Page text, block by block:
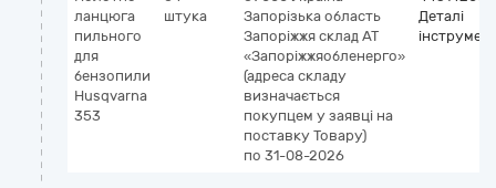
ланцюга
пильного
для
бензопили
Husqvarna
353
штука
Запорізька область
Запоріжжя склад АТ
«Запоріжжяобленерго»
(адреса складу
визначається
покупцем у заявці на
поставку Товару)
по 31-08-2026
Деталі